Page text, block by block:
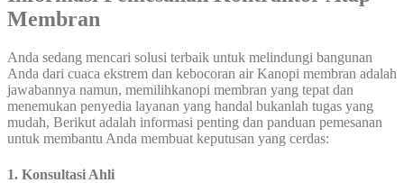
Membran
Anda sedang mencari solusi terbaik untuk melindungi bangunan
Anda dari cuaca ekstrem dan kebocoran air Kanopi membran adalah
jawabannya namun, memilihkanopi membran yang tepat dan
menemukan penyedia layanan yang handal bukanlah tugas yang
mudah, Berikut adalah informasi penting dan panduan pemesanan
untuk membantu Anda membuat keputusan yang cerdas:
1. Konsultasi Ahli